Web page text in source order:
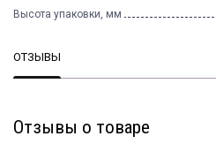
Высота упаковки, мм
ОТЗЫВЫ
Отзывы о товаре